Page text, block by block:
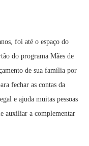
foi até o espaço do
do programa Mães de
de sua família por
fechar as contas da
e ajuda muitas pessoas
auxiliar a complementar